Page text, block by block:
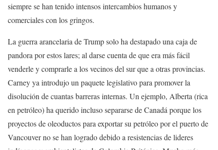
siempre se han tenido intensos intercambios humanos y
comerciales con los gringos.
La guerra arancelaria de Trump solo ha destapado una caja de
pandora por estos lares; al darse cuenta de que era más fácil
venderle y comprarle a los vecinos del sur que a otras provincias.
Carney ya introdujo un paquete legislativo para promover la
disolución de cuantas barreras internas. Un ejemplo, Alberta (rica
en petróleo) ha querido incluso separarse de Canadá porque los
proyectos de oleoductos para exportar su petróleo por el puerto de
Vancouver no se han logrado debido a resistencias de lideres